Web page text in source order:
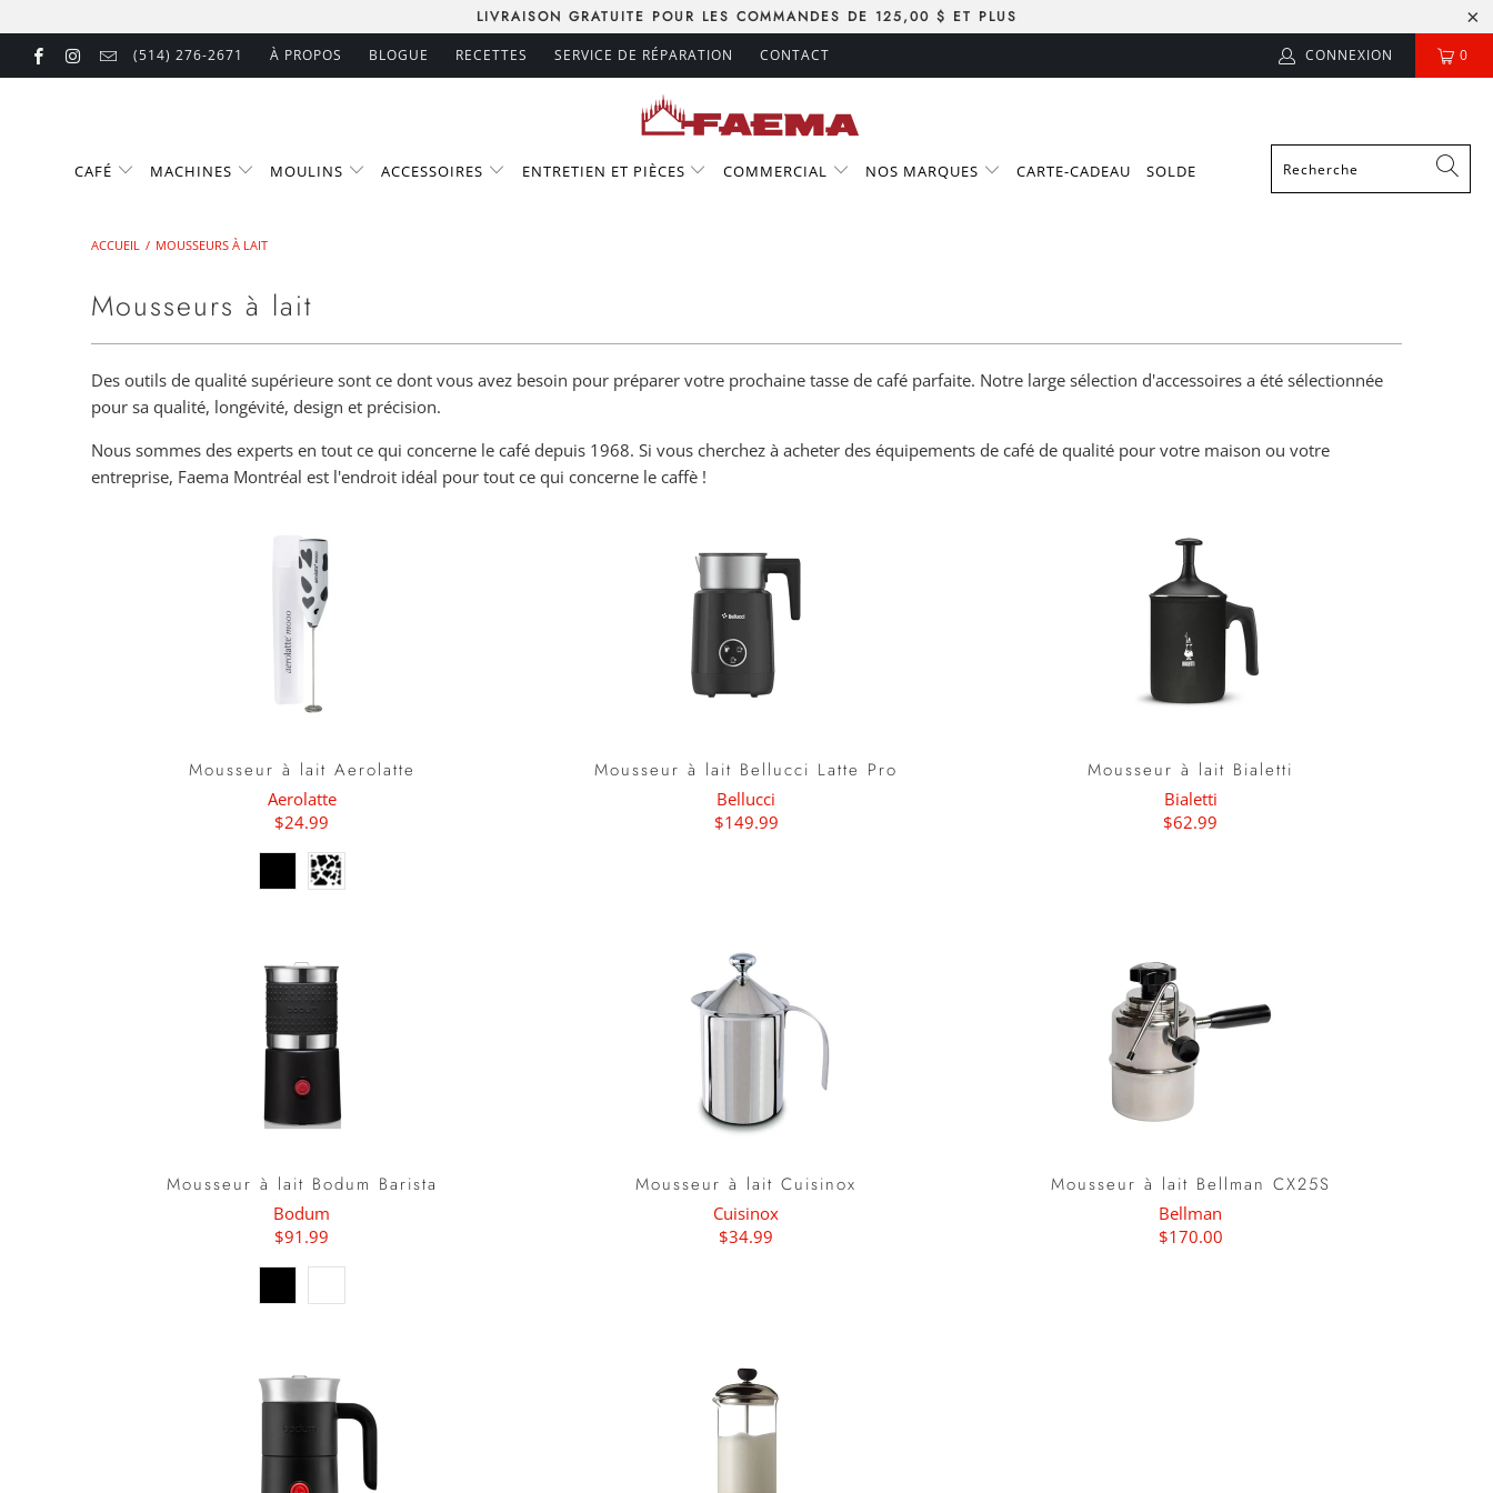
LIVRAISON GRATUITE POUR LES COMMANDES DE 125,00 $ ET PLUS
(514) 276-2671 À PROPOS BLOGUE RECETTES SERVICE DE RÉPARATION CONTACT CONNEXION 0
CAFÉ MACHINES MOULINS ACCESSOIRES ENTRETIEN ET PIÈCES COMMERCIAL NOS MARQUES CARTE-CADEAU SOLDE
ACCUEIL / MOUSSEURS À LAIT
Mousseurs à lait
Des outils de qualité supérieure sont ce dont vous avez besoin pour préparer votre prochaine tasse de café parfaite. Notre large sélection d'accessoires a été sélectionnée
pour sa qualité, longévité, design et précision.
Nous sommes des experts en tout ce qui concerne le café depuis 1968. Si vous cherchez à acheter des équipements de café de qualité pour votre maison ou votre
entreprise, Faema Montréal est l'endroit idéal pour tout ce qui concerne le caffè !
Mousseur à lait Aerolatte
Aerolatte
$24.99
Mousseur à lait Bellucci Latte Pro
Bellucci
$149.99
Mousseur à lait Bialetti
Bialetti
$62.99
Mousseur à lait Bodum Barista
Bodum
$91.99
Mousseur à lait Cuisinox
Cuisinox
$34.99
Mousseur à lait Bellman CX25S
Bellman
$170.00